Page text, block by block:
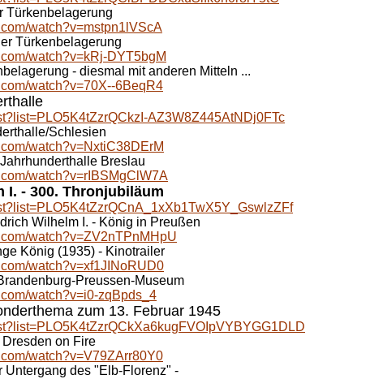
Türkenbelagerung
watch?v=mstpn1lVScA
Türkenbelagerung
watch?v=kRj-DYT5bgM
- diesmal mit anderen Mitteln ...
watch?v=70X--6BeqR4
AZ3W8Z445AtNDj0FTc
Schlesien
watch?v=NxtiC38DErM
Breslau
watch?v=rIBSMgClW7A
I. - 300. Thronjubiläum
Wilhelm I. - König in Preußen
watch?v=ZV2nTPnMHpU
König (1935) - Kinotrailer
watch?v=xf1JINoRUD0
Preussen-Museum
watch?v=i0-zqBpds_4
zum 13. Februar 1945
on Fire
watch?v=V79ZArr80Y0
Untergang des "Elb-Florenz" -